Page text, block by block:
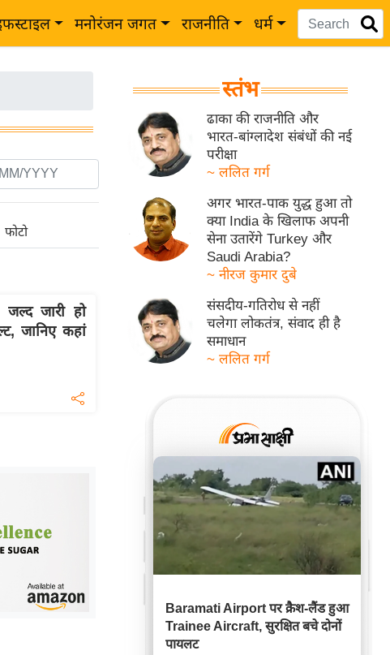
मनोरंजन जगत राजनीति धर्म
फोटो
जारी हो
जानिए कहां
स्तंभ
ढाका की राजनीति और
भारत-बांग्लादेश संबंधों की नई
परीक्षा
~ ललित गर्ग
अगर भारत-पाक युद्ध हुआ तो
क्या India के खिलाफ अपनी
सेना उतारेंगे Turkey और
Saudi Arabia?
~ नीरज कुमार दुबे
संसदीय-गतिरोध से नहीं
चलेगा लोकतंत्र, संवाद ही है
समाधान
~ ललित गर्ग
Baramati Airport पर क्रैश-लैंड हुआ
Trainee Aircraft, सुरक्षित बचे दोनों
पायलट